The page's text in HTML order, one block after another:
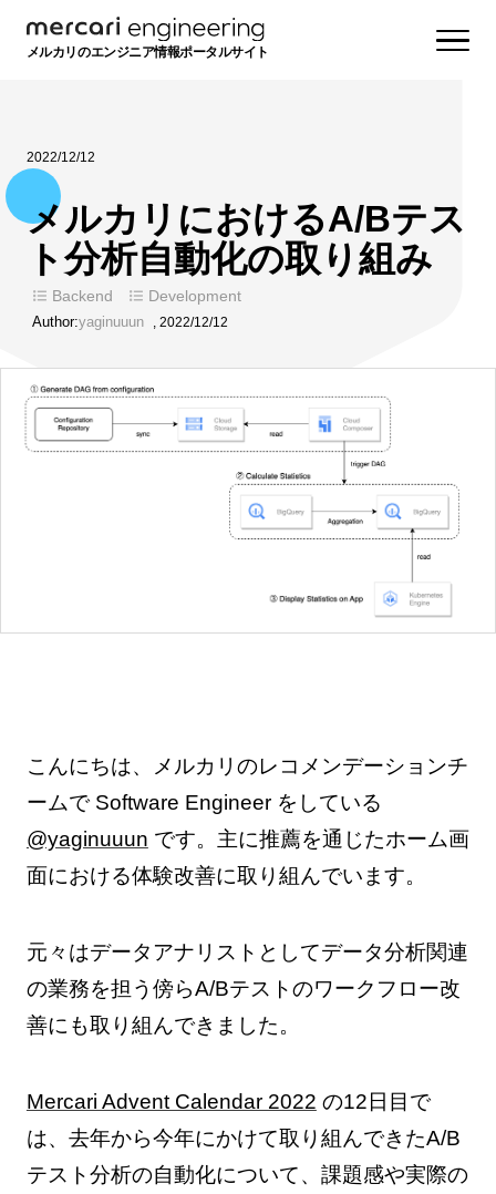
メルカリのエンジニア情報ポータルサイト
2022/12/12
メルカリにおけるA/Bテス
ト分析自動化の取り組み
Backend Development
Author:yaginuuun , 2022/12/12
こんにちは、メルカリのレコメンデーションチ
ームで Software Engineer をしている
@yaginuuun です。主に推薦を通じたホーム画
面における体験改善に取り組んでいます。
元々はデータアナリストとしてデータ分析関連
の業務を担う傍らA/Bテストのワークフロー改
善にも取り組んできました。
Mercari Advent Calendar 2022 の12日目で
は、去年から今年にかけて取り組んできたA/B
テスト分析の自動化について、課題感や実際の